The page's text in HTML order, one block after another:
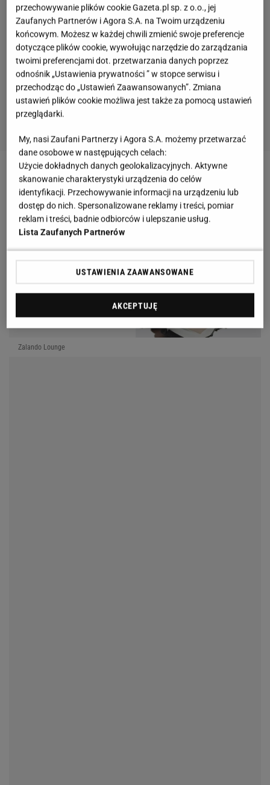
Zalando Lounge
przechowywanie plików cookie Gazeta.pl sp. z o.o., jej
Zaufanych Partnerów i Agora S.A. na Twoim urządzeniu
końcowym. Możesz w każdej chwili zmienić swoje preferencje
dotyczące plików cookie, wywołując narzędzie do zarządzania
twoimi preferencjami dot. przetwarzania danych poprzez
odnośnik „Ustawienia prywatności ” w stopce serwisu i
przechodząc do „Ustawień Zaawansowanych”. Zmiana
ustawień plików cookie możliwa jest także za pomocą ustawień
przeglądarki.
My, nasi Zaufani Partnerzy i Agora S.A. możemy przetwarzać
dane osobowe w następujących celach:
Użycie dokładnych danych geolokalizacyjnych. Aktywne
skanowanie charakterystyki urządzenia do celów
identyfikacji. Przechowywanie informacji na urządzeniu lub
dostęp do nich. Spersonalizowane reklamy i treści, pomiar
reklam i treści, badnie odbiorców i ulepszanie usług.
Lista Zaufanych Partnerów
USTAWIENIA ZAAWANSOWANE
AKCEPTUJĘ